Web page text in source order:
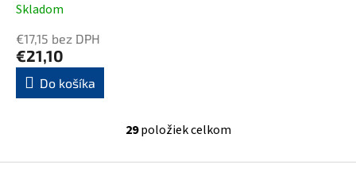
Skladom
€17,15 bez DPH
€21,10
Do košíka
O
l
29položiek celkom